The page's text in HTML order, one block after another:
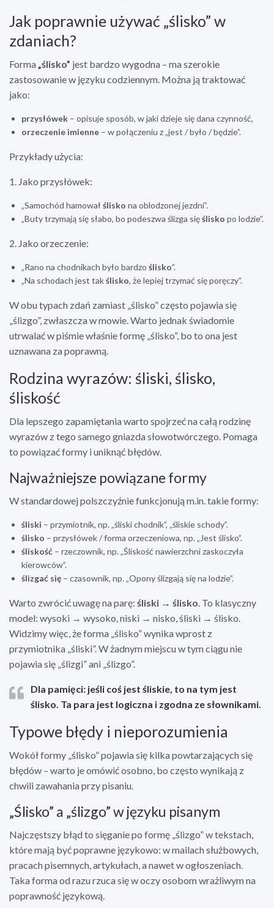
Jak poprawnie używać „ślisko” w
zdaniach?
Forma„ślisko” jest bardzo wygodna – ma szerokie
zastosowanie w języku codziennym. Można ją traktować
jako:
przysłówek – opisuje sposób, w jaki dzieje się dana czynność,
orzeczenie imienne – w połączeniu z „jest / było / będzie”.
Przykłady użycia:
1. Jako przysłówek:
„Samochód hamował ślisko na oblodzonej jezdni”.
„Buty trzymają się słabo, bo podeszwa ślizga sięślisko po lodzie”.
2. Jako orzeczenie:
„Rano na chodnikach było bardzo ślisko”.
„Na schodach jest takślisko, że lepiej trzymać się poręczy”.
W obu typach zdań zamiast „ślisko” często pojawia się
„ślizgo”, zwłaszcza w mowie. Warto jednak świadomie
utrwalać w piśmie właśnie formę „ślisko”, bo to ona jest
uznawana za poprawną.
Rodzina wyrazów: śliski, ślisko,
śliskość
Dla lepszego zapamiętania warto spojrzeć na całą rodzinę
wyrazów z tego samego gniazda słowotwórczego. Pomaga
to powiązać formy i uniknąć błędów.
Najważniejsze powiązane formy
W standardowej polszczyźnie funkcjonują m.in. takie formy:
śliski – przymiotnik, np. „śliski chodnik”, „śliskie schody”.
ślisko – przysłówek / forma orzeczeniowa, np. „Jest ślisko”.
śliskość – rzeczownik, np. „Śliskość nawierzchni zaskoczyła
kierowców”.
ślizgać się – czasownik, np. „Opony ślizgają się na lodzie”.
Warto zwrócić uwagę na parę: śliski → ślisko. To klasyczny
model: wysoki → wysoko, niski → nisko, śliski → ślisko.
Widzimy więc, że forma „ślisko” wynika wprost z
przymiotnika „śliski”. W żadnym miejscu w tym ciągu nie
pojawia się „ślizgi” ani „ślizgo”.
Dla pamięci: jeśli coś jest śliskie, to na tym jest
ślisko. Ta para jest logiczna i zgodna ze słownikami.
Typowe błędy i nieporozumienia
Wokół formy „ślisko” pojawia się kilka powtarzających się
błędów – warto je omówić osobno, bo często wynikają z
chwili zawahania przy pisaniu.
„Ślisko” a „ślizgo” w języku pisanym
Najczęstszy błąd to sięganie po formę „ślizgo” w tekstach,
które mają być poprawne językowo: w mailach służbowych,
pracach pisemnych, artykułach, a nawet w ogłoszeniach.
Taka forma od razu rzuca się w oczy osobom wrażliwym na
poprawność językową.